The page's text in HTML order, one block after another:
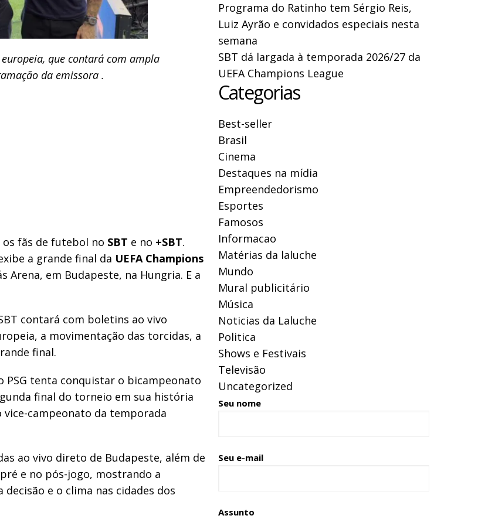
que contará com ampla
da emissora .
fãs de futebol no SBT e no +SBT.
a grande final da UEFA Champions
Arena, em Budapeste, na Hungria. E a
contará com boletins ao vivo
a movimentação das torcidas, a
final.
PSG tenta conquistar o bicampeonato
final do torneio em sua história
campeonato da temporada
ao vivo direto de Budapeste, além de
e no pós-jogo, mostrando a
e o clima nas cidades dos
Programa do Ratinho tem Sérgio Reis,
Luiz Ayrão e convidados especiais nesta
semana
SBT dá largada à temporada 2026/27 da
UEFA Champions League
Categorias
Best-seller
Brasil
Cinema
Destaques na mídia
Empreendedorismo
Esportes
Famosos
Informacao
Matérias da laluche
Mundo
Mural publicitário
Música
Noticias da Laluche
Politica
Shows e Festivais
Televisão
Uncategorized
Seu nome
Seu e-mail
Assunto